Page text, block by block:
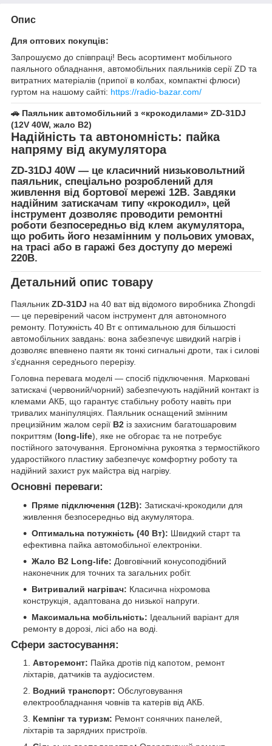
Опис
Для оптових покупців:
Запрошуємо до співпраці! Весь асортимент мобільного
паяльного обладнання, автомобільних паяльників серії ZD та
витратних матеріалів (припої в колбах, компактні флюси)
гуртом на нашому сайті: https://radio-bazar.com/
🚗 Паяльник автомобільний з «крокодилами» ZD-31DJ
(12V 40W, жало B2)
Надійність та автономність: пайка
напряму від акумулятора
ZD-31DJ 40W — це класичний низьковольтний
паяльник, спеціально розроблений для
живлення від бортової мережі 12В. Завдяки
надійним затискачам типу «крокодил», цей
інструмент дозволяє проводити ремонтні
роботи безпосередньо від клем акумулятора,
що робить його незамінним у польових умовах,
на трасі або в гаражі без доступу до мережі
220В.
Детальний опис товару
Паяльник ZD-31DJ на 40 ват від відомого виробника Zhongdi
— це перевірений часом інструмент для автономного
ремонту. Потужність 40 Вт є оптимальною для більшості
автомобільних завдань: вона забезпечує швидкий нагрів і
дозволяє впевнено паяти як тонкі сигнальні дроти, так і силові
з'єднання середнього перерізу.
Головна перевага моделі — спосіб підключення. Марковані
затискачі (червоний/чорний) забезпечують надійний контакт із
клемами АКБ, що гарантує стабільну роботу навіть при
тривалих маніпуляціях. Паяльник оснащений змінним
прецизійним жалом серії B2 із захисним багатошаровим
покриттям (long-life), яке не обгорає та не потребує
постійного заточування. Ергономічна рукоятка з термостійкого
ударостійкого пластику забезпечує комфортну роботу та
надійний захист рук майстра від нагріву.
Основні переваги:
Пряме підключення (12В): Затискачі-крокодили для
живлення безпосередньо від акумулятора.
Оптимальна потужність (40 Вт): Швидкий старт та
ефективна пайка автомобільної електроніки.
Жало B2 Long-life: Довговічний конусоподібний
наконечник для точних та загальних робіт.
Витривалий нагрівач: Класична ніхромова
конструкція, адаптована до низької напруги.
Максимальна мобільність: Ідеальний варіант для
ремонту в дорозі, лісі або на воді.
Сфери застосування:
Авторемонт: Пайка дротів під капотом, ремонт
ліхтарів, датчиків та аудіосистем.
Водний транспорт: Обслуговування
електрообладнання човнів та катерів від АКБ.
Кемпінг та туризм: Ремонт сонячних панелей,
ліхтарів та зарядних пристроїв.